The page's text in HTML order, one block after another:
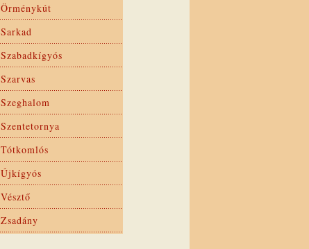
Örménykút
Sarkad
Szabadkígyós
Szarvas
Szeghalom
Szentetornya
Tótkomlós
Újkígyós
Vésztő
Zsadány